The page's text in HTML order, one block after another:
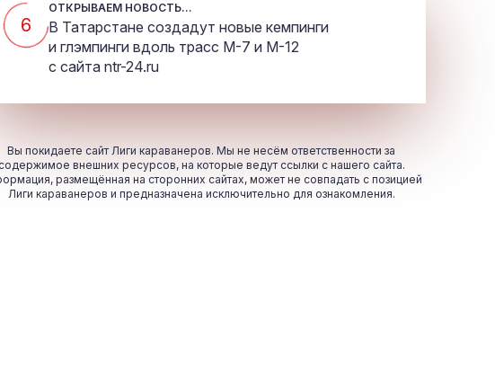
5
ОТКРЫВАЕМ НОВОСТЬ...
В Татарстане создадут новые кемпинги
и глэмпинги вдоль трасс М-7 и М-12
с сайта ntr-24.ru
Вы покидаете сайт Лиги караванеров. Мы не несём ответственности за
внешних ресурсов, на которые ведут ссылки с нашего сайта.
размещённая на сторонних сайтах, может не совпадать с позицией
Лиги караванеров и предназначена исключительно для ознакомления.